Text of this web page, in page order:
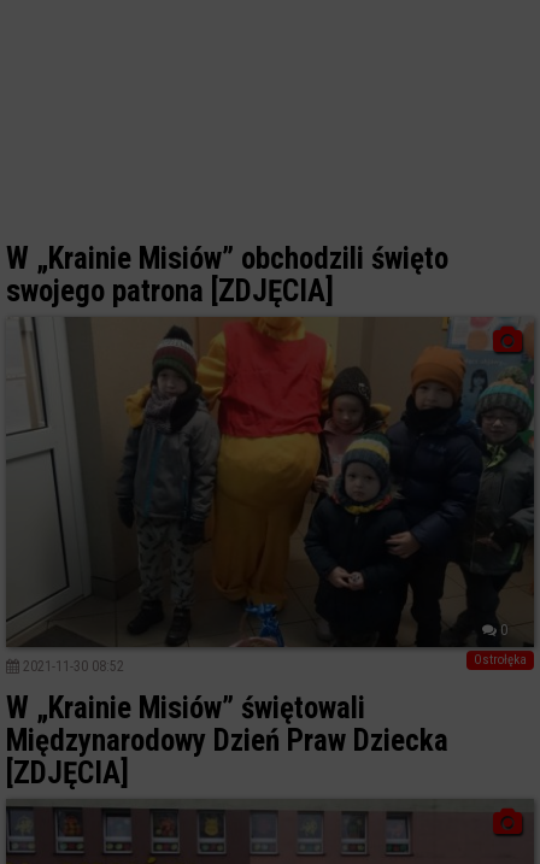
W „Krainie Misiów” obchodzili święto
swojego patrona [ZDJĘCIA]
0
Ostrołęka
2021-11-30 08:52
W „Krainie Misiów” świętowali
Międzynarodowy Dzień Praw Dziecka
[ZDJĘCIA]